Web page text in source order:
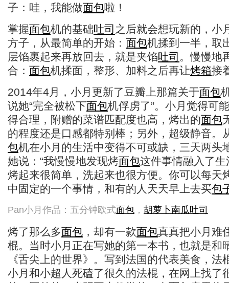
子：哇，我能做面包啦！
掌握面包机的基础吐司 之后就会想玩新的，小
方子，从最简单的开始： 面包机揉到一半，取
层馅裹起来再放回去，就是夹馅吐司 。慢慢地
合： 面包机揉面，整形、加料之后再让烤箱接
2014年4月，小月更新了豆瓣上那篇关于面包
说她“完全被松下面包机俘虏了”。小月觉得可
得合理，附赠的菜谱匹配度也高，烤出的面包
的程度还是口感都特别棒；另外，超级静音。
包机在小月的生活中变得不可或缺，三天两头
她说：“我慢慢地发现烤面包这件事情融入了
烤起来很简单，洗起来也很方便。你可以每天
中固定的一个事情，和有的人天天早上去买包
Pan小月作品：五分钟欧式面包 ， 胡萝卜南瓜吐司
烤了那么多面包 ，却有一款面包真真把小月难
棍。当时小月正在写她的第一本书，也就是和
《舌尖上的世界》。写到法国的代表美食，法
小月和小超人死磕了很久的法棍，在网上找了